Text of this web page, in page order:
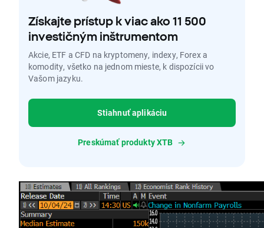
Získajte prístup k viac ako 11 500
investičným inštrumentom
Akcie, ETF a CFD na kryptomeny, indexy, Forex a
komodity, všetko na jednom mieste, k dispozícii vo
Vašom jazyku.
Stiahnuť aplikáciu
Preskúmať produkty XTB